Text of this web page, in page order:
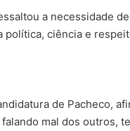
a necessidade
ciência e
de Pacheco,
mal dos outros,